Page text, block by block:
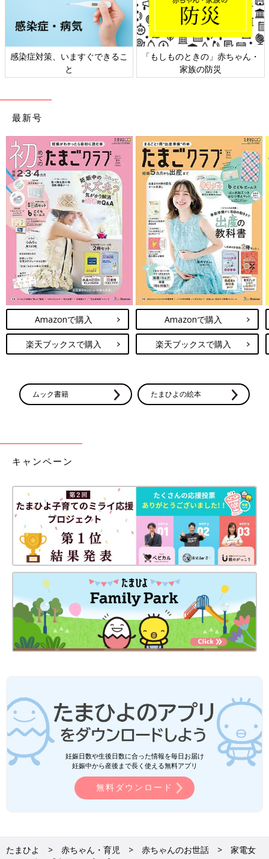
日本外来小児科学会リーフレッ
ト検討会
六星占術 細木かおりさんの人生
相談
最新号
Amazonで購入
楽天ブックスで購入
Amazonで購入
楽天ブックスで購入
ムック書籍 たまひよの絵本
キャンペーン
妊娠日数や生後日数に合った情報を毎日お届け
妊娠中から産後まで長く使える無料アプリ
無料ダウンロード
たまひよ 赤ちゃん・育児 赤ちゃんのお世話
家電女